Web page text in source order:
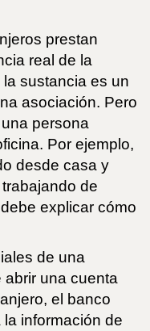
prestan
real de la
sustancia es un
asociación. Pero
persona
Por ejemplo,
desde casa y
de
explicar cómo
de una
abrir una cuenta
el banco
información de